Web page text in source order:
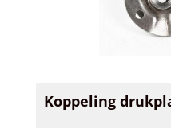
Koppeling